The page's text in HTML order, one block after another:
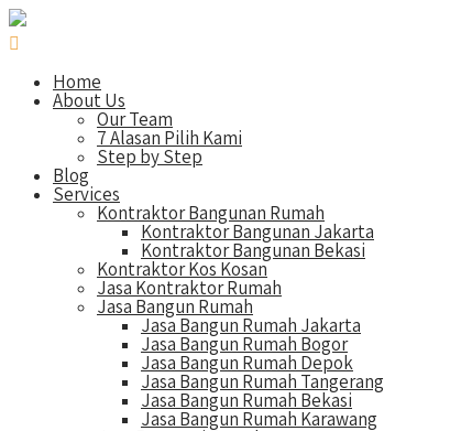
Home
About Us
Our Team
7 Alasan Pilih Kami
Step by Step
Blog
Services
Kontraktor Bangunan Rumah
Kontraktor Bangunan Jakarta
Kontraktor Bangunan Bekasi
Kontraktor Kos Kosan
Jasa Kontraktor Rumah
Jasa Bangun Rumah
Jasa Bangun Rumah Jakarta
Jasa Bangun Rumah Bogor
Jasa Bangun Rumah Depok
Jasa Bangun Rumah Tangerang
Jasa Bangun Rumah Bekasi
Jasa Bangun Rumah Karawang